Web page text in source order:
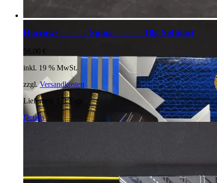
Harrows – – – – Spina – – – – 18g Softdart
58,00 €
inkl. 19 % MwSt.
zzgl.Versandkosten
Lieferzeit:
1-3 Tage
Details